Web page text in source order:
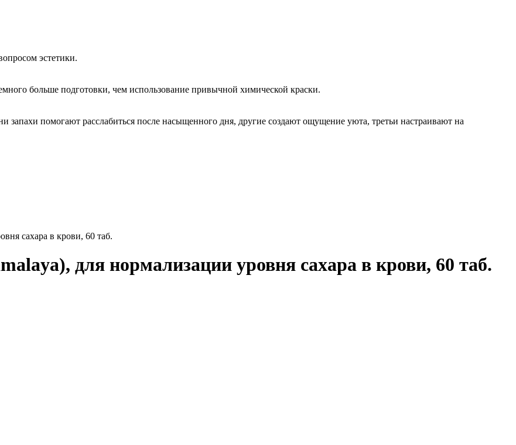
эстетики.
больше подготовки, чем использование привычной химической краски.
запахи помогают расслабиться после насыщенного дня, другие создают ощущение уюта, третьи настраивают на
сахара в крови, 60 таб.
для нормализации уровня сахара в крови, 60 таб.